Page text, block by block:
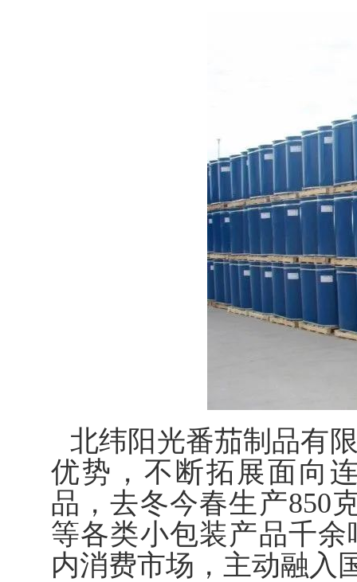
北纬阳光番茄制品有
优势，不断拓展面向
品，去冬今春生产850
等各类小包装产品千
内消费市场，主动融入